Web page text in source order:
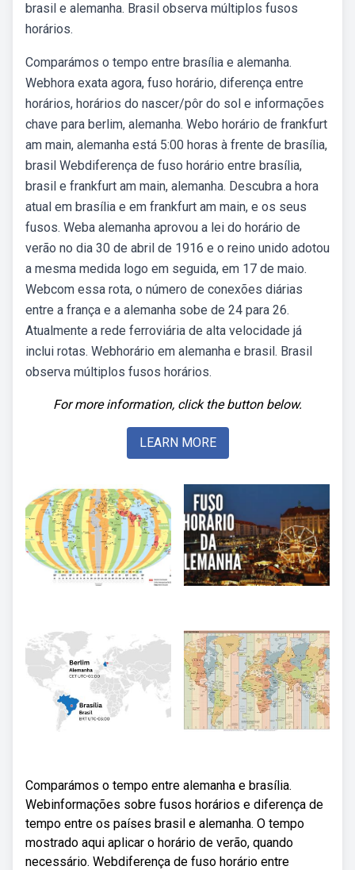
brasil e alemanha. Brasil observa múltiplos fusos
horários.
Comparámos o tempo entre brasília e alemanha.
Webhora exata agora, fuso horário, diferença entre
horários, horários do nascer/pôr do sol e informações
chave para berlim, alemanha. Webo horário de frankfurt
am main, alemanha está 5:00 horas à frente de brasília,
brasil Webdiferença de fuso horário entre brasília,
brasil e frankfurt am main, alemanha. Descubra a hora
atual em brasília e em frankfurt am main, e os seus
fusos. Weba alemanha aprovou a lei do horário de
verão no dia 30 de abril de 1916 e o reino unido adotou
a mesma medida logo em seguida, em 17 de maio.
Webcom essa rota, o número de conexões diárias
entre a frança e a alemanha sobe de 24 para 26.
Atualmente a rede ferroviária de alta velocidade já
inclui rotas. Webhorário em alemanha e brasil. Brasil
observa múltiplos fusos horários.
For more information, click the button below.
LEARN MORE
Comparámos o tempo entre alemanha e brasília.
Webinformações sobre fusos horários e diferença de
tempo entre os países brasil e alemanha. O tempo
mostrado aqui aplicar o horário de verão, quando
necessário. Webdiferença de fuso horário entre